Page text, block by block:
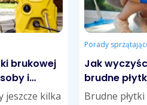
brukowej
i
jeszcze kilka
Porady
Jak
brudne
Brudne